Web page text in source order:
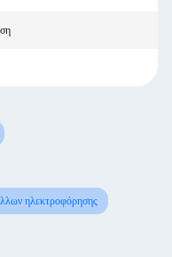
ηλεκτροφόρησης